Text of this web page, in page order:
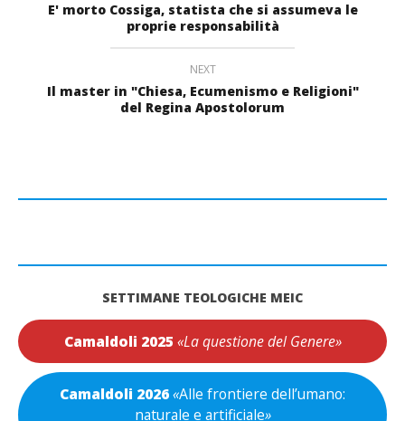
E' morto Cossiga, statista che si assumeva le
proprie responsabilità
NEXT
Il master in "Chiesa, Ecumenismo e Religioni"
del Regina Apostolorum
SETTIMANE TEOLOGICHE MEIC
Camaldoli 2025 «La questione del Genere»
Camaldoli 2026«Alle frontiere dell’umano:
naturale e artificiale»